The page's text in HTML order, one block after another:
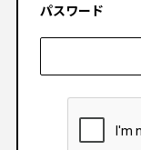
パスワード